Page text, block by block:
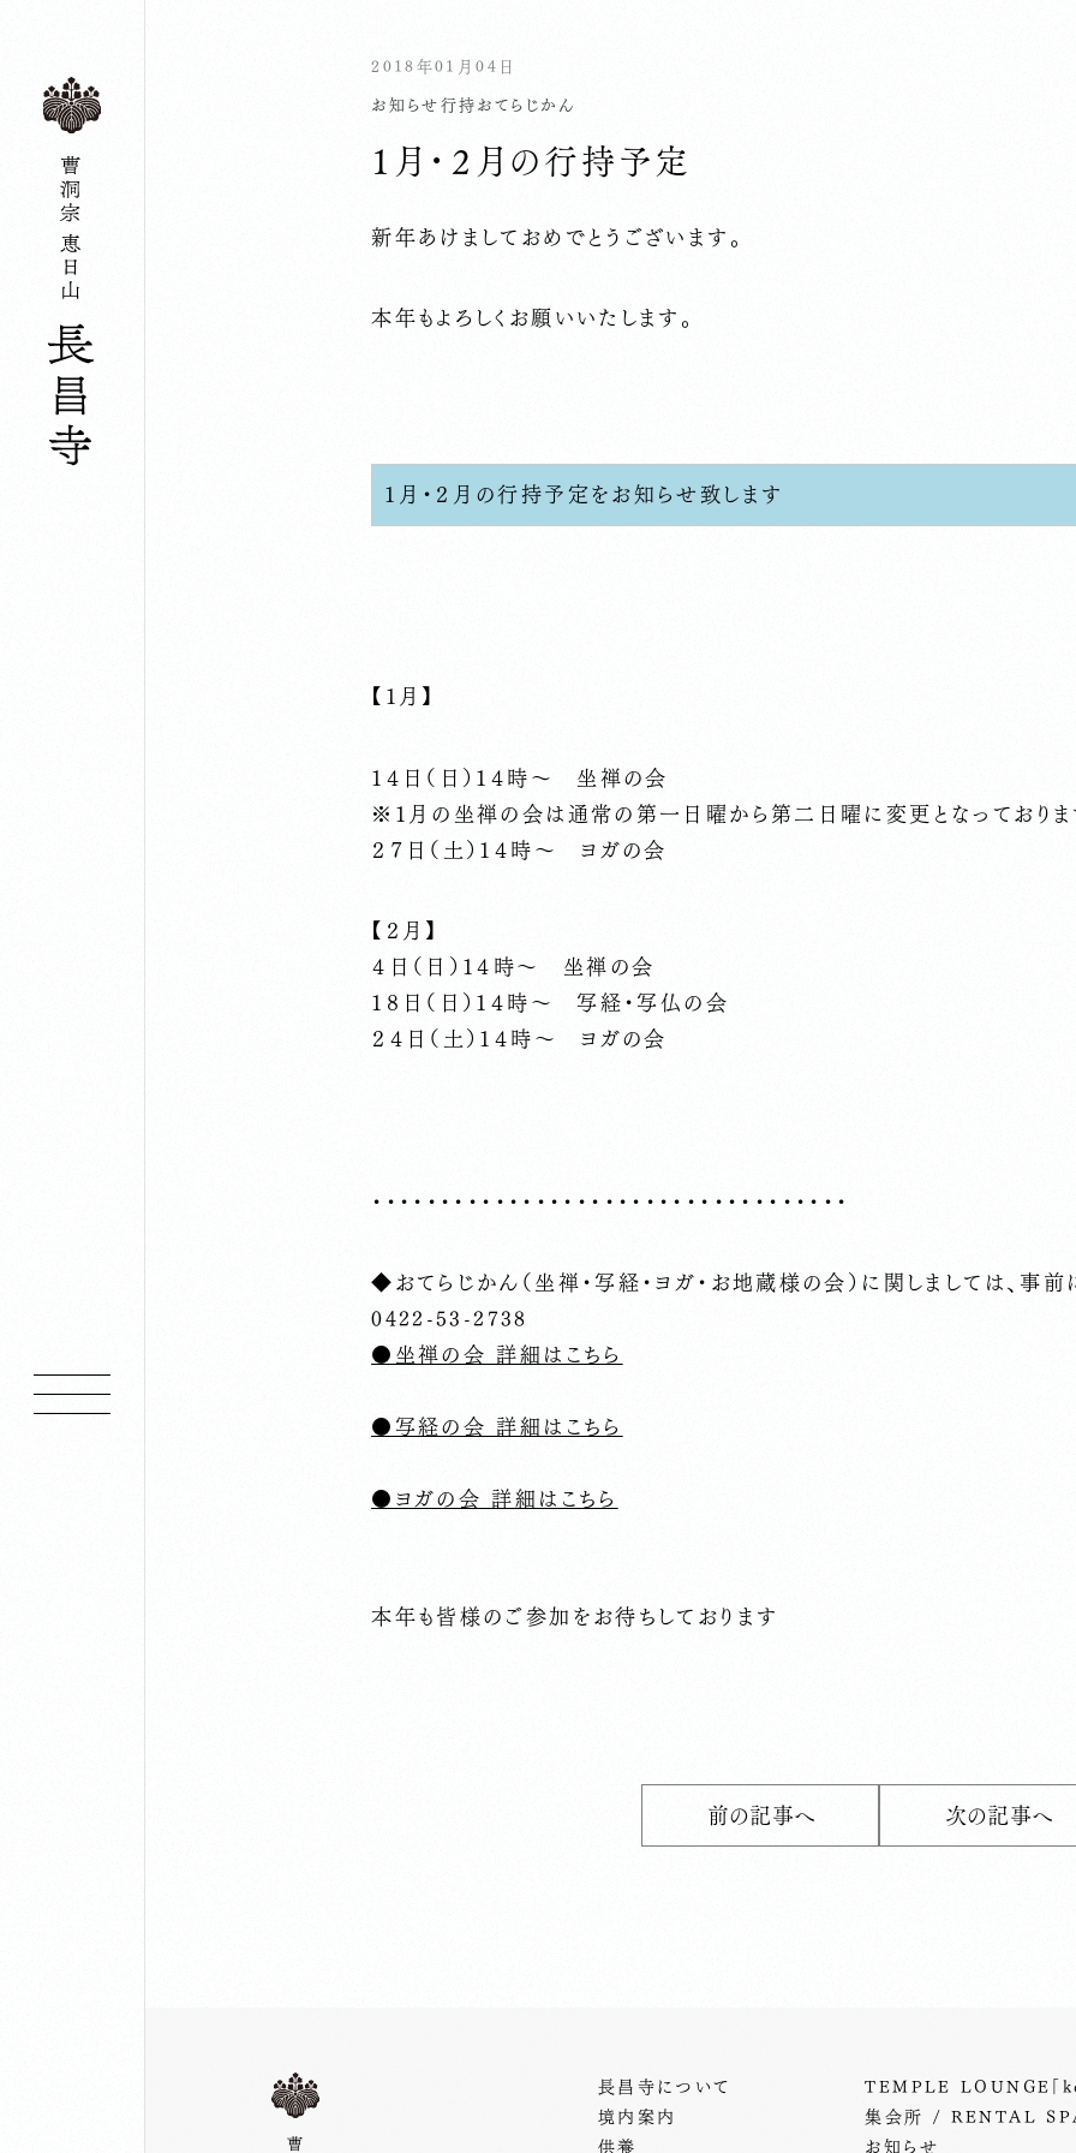
2018年01月04日
お知らせ 行持 おてらじかん
１月・２月の行持予定
新年あけましておめでとうございます。
本年もよろしくお願いいたします。
１月・２月の行持予定をお知らせ致します
【１月】
１４日（日）１４時～ 坐禅の会
※１月の坐禅の会は通常の第一日曜から第二日曜に変更となっておりま
２７日（土）１４時～ ヨガの会
【２月】
４日（日）１４時～ 坐禅の会
１８日（日）１４時～ 写経・写仏の会
２４日（土）１４時～ ヨガの会
・・・・・・・・・・・・・・・・・・・・・・・・・・・・・・・・・・・
◆おてらじかん（坐禅・写経・ヨガ・お地蔵様の会）に関しましては、事
0422-53-2738
●坐禅の会 詳細はこちら
●写経の会 詳細はこちら
●ヨガの会 詳細はこちら
本年も皆様のご参加をお待ちしております
前の記事へ 次の記事へ
長昌寺について
境内案内
供養
TEMPLE LOUNGE「
集会所 / RENTAL
お知らせ